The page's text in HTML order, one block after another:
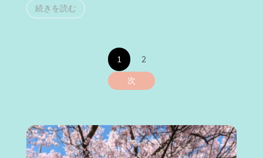
続きを読む
投
稿
ペ
1
2
次